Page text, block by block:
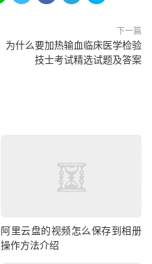
下一篇
为什么要加热输血临床医学检验
技士考试精选试题及答案
阿里云盘的视频怎么保存到相册
操作方法介绍